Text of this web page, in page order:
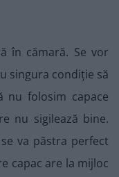
în cămară. Se vor
singura condiție să
nu folosim capace
nu sigilează bine.
va păstra perfect
capac are la mijloc